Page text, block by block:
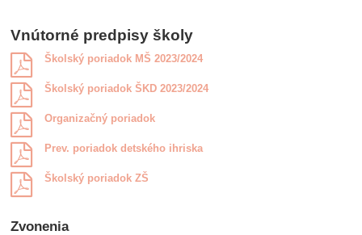
Vnútorné predpisy školy
Školský poriadok MŠ 2023/2024
Školský poriadok ŠKD 2023/2024
Organizačný poriadok
Prev. poriadok detského ihriska
Školský poriadok ZŠ
Zvonenia